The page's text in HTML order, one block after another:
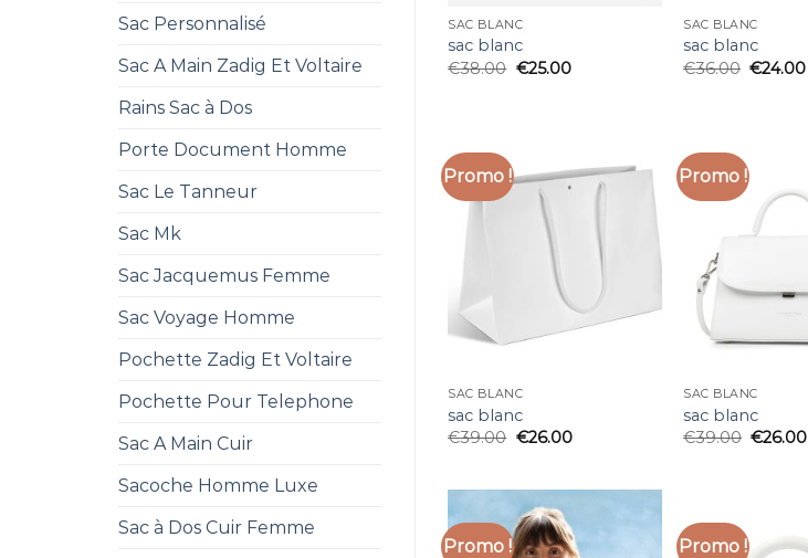
Sac Personnalisé
Sac A Main Zadig Et Voltaire
Rains Sac à Dos
Porte Document Homme
Sac Le Tanneur
Sac Mk
Sac Jacquemus Femme
Sac Voyage Homme
Pochette Zadig Et Voltaire
Pochette Pour Telephone
Sac A Main Cuir
Sacoche Homme Luxe
Sac à Dos Cuir Femme
SAC BLANC
sac blanc
€38.00 €25.00
SAC BLANC
sac blanc
€36.00 €24.00
Promo !
SAC BLANC
sac blanc
€39.00 €26.00
Promo !
SAC BLANC
sac blanc
€39.00 €26.00
Promo ! Promo !